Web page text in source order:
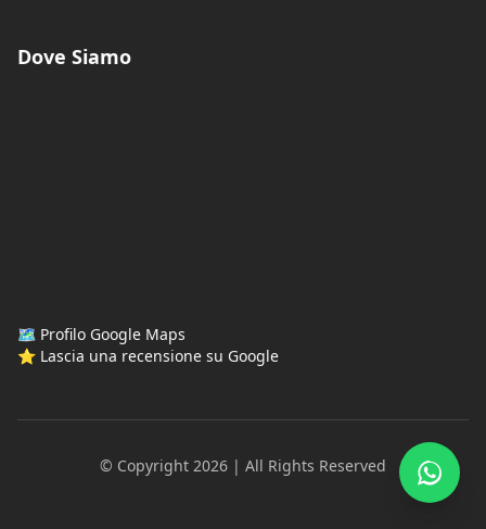
Dove Siamo
🗺️ Profilo Google Maps
⭐ Lascia una recensione su Google
© Copyright 2026 | All Rights Reserved